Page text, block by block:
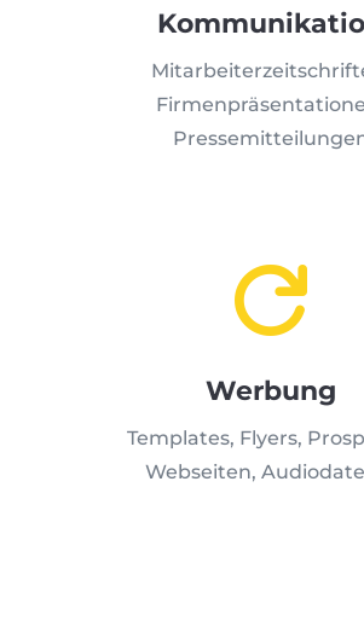

Werbung
Templates, Flyers,
Webseiten,